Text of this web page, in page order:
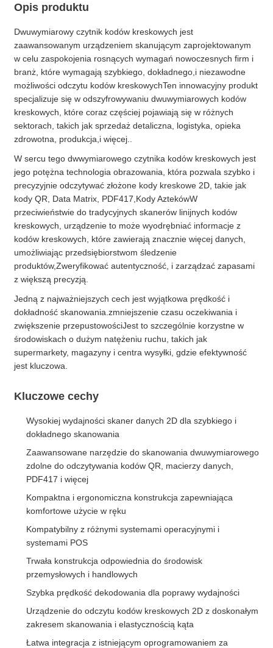
Opis produktu
Dwuwymiarowy czytnik kodów kreskowych jest
zaawansowanym urządzeniem skanującym zaprojektowanym
w celu zaspokojenia rosnących wymagań nowoczesnych firm i
branż, które wymagają szybkiego, dokładnego,i niezawodne
możliwości odczytu kodów kreskowychTen innowacyjny produkt
specjalizuje się w odszyfrowywaniu dwuwymiarowych kodów
kreskowych, które coraz częściej pojawiają się w różnych
sektorach, takich jak sprzedaż detaliczna, logistyka, opieka
zdrowotna, produkcja,i więcej..
W sercu tego dwwymiarowego czytnika kodów kreskowych jest
jego potężna technologia obrazowania, która pozwala szybko i
precyzyjnie odczytywać złożone kody kreskowe 2D, takie jak
kody QR, Data Matrix, PDF417,Kody AztekówW
przeciwieństwie do tradycyjnych skanerów linijnych kodów
kreskowych, urządzenie to może wyodrębniać informacje z
kodów kreskowych, które zawierają znacznie więcej danych,
umożliwiając przedsiębiorstwom śledzenie
produktów,Zweryfikować autentyczność, i zarządzać zapasami
z większą precyzją.
Jedną z najważniejszych cech jest wyjątkowa prędkość i
dokładność skanowania.zmniejszenie czasu oczekiwania i
zwiększenie przepustowościJest to szczególnie korzystne w
środowiskach o dużym natężeniu ruchu, takich jak
supermarkety, magazyny i centra wysyłki, gdzie efektywność
jest kluczowa.
Kluczowe cechy
Wysokiej wydajności skaner danych 2D dla szybkiego i
dokładnego skanowania
Zaawansowane narzędzie do skanowania dwuwymiarowego
zdolne do odczytywania kodów QR, macierzy danych,
PDF417 i więcej
Kompaktna i ergonomiczna konstrukcja zapewniająca
komfortowe użycie w ręku
Kompatybilny z różnymi systemami operacyjnymi i
systemami POS
Trwała konstrukcja odpowiednia do środowisk
przemysłowych i handlowych
Szybka prędkość dekodowania dla poprawy wydajności
Urządzenie do odczytu kodów kreskowych 2D z doskonałym
zakresem skanowania i elastycznością kąta
Łatwa integracja z istniejącym oprogramowaniem za